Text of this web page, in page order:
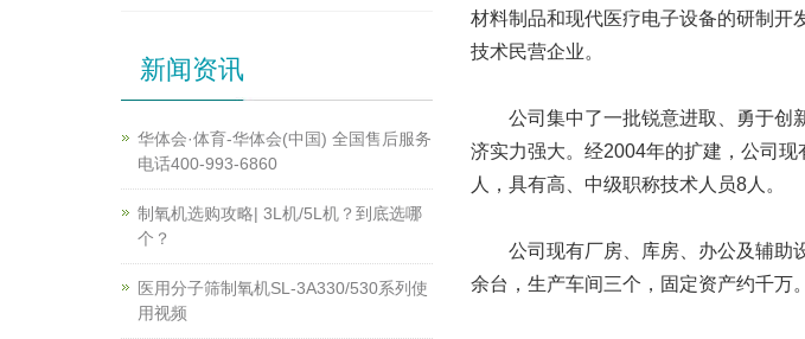
材料制品和现代医疗电子设备的研制开
技术民营企业。
公司集中了一批锐意进取、勇于创
济实力强大。经2004年的扩建，公司
人，具有高、中级职称技术人员8人。
公司现有厂房、库房、办公及辅助
余台，生产车间三个，固定资产约千万。
新闻资讯
华体会·体育-华体会(中国) 全国售后服务
电话400-993-6860
制氧机选购攻略| 3L机/5L机？到底选哪
个？
医用分子筛制氧机SL-3A330/530系列使
用视频